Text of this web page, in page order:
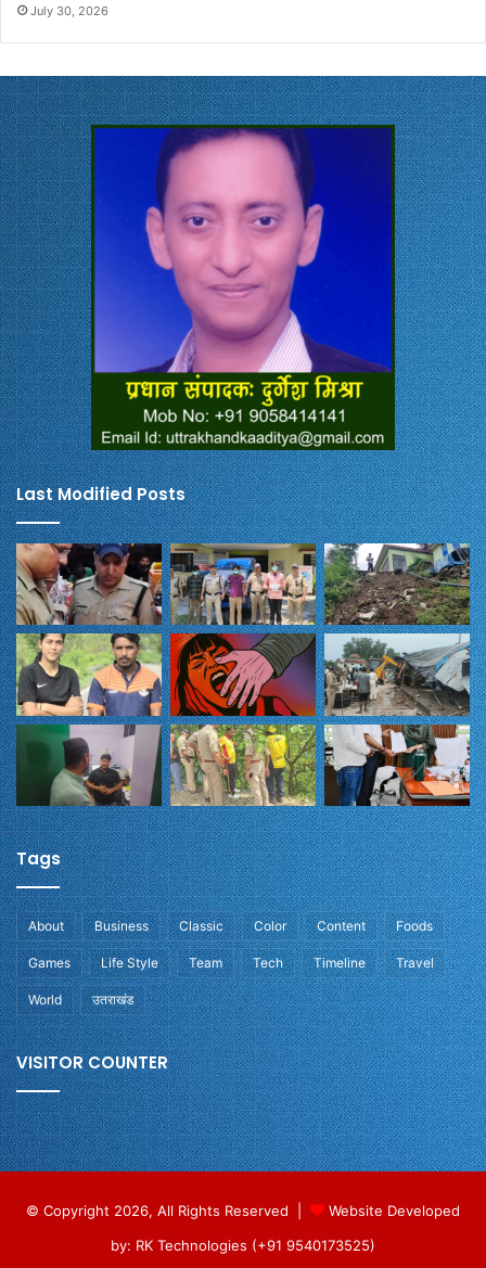
July 30, 2026
Last Modified Posts
Tags
About Business Classic Color Content Foods
Games Life Style Team Tech Timeline Travel
World उतराखंड
VISITOR COUNTER
© Copyright 2026, All Rights Reserved |
Website Developed
by: RK Technologies (+91 9540173525)